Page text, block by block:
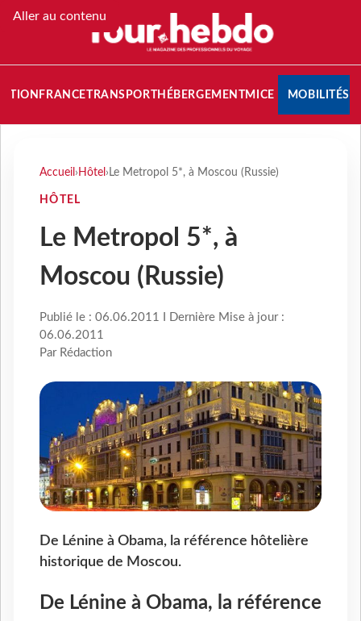
Aller au contenu
FRANCETRANSPORT HÉBERGEMENTMICE MOBILITÉS
Accueil › Hôtel › Le Metropol 5*, à Moscou (Russie)
HÔTEL
Le Metropol 5*, à
Moscou (Russie)
Publié le : 06.06.2011 I Dernière Mise à jour :
06.06.2011
Par Rédaction
De Lénine à Obama, la référence hôtelière
historique de Moscou.
De Lénine à Obama, la référence